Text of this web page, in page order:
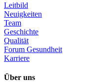
Leitbild
Neuigkeiten
Team
Geschichte
Qualität
Forum Gesundheit
Karriere
Über uns